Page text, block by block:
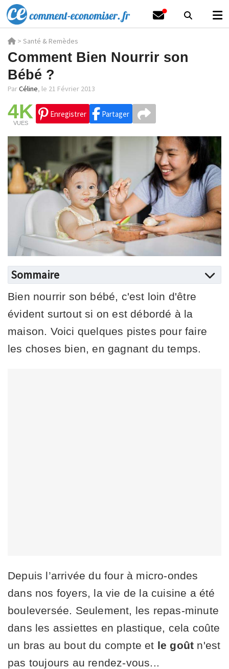
> Santé & Remèdes
Comment Bien Nourrir son
Bébé ?
ParCéline, le 21 Février 2013
4K
VUES
Enregistrer Partager
Sommaire
Bien nourrir son bébé, c'est loin d'être
évident surtout si on est débordé à la
maison. Voici quelques pistes pour faire
les choses bien, en gagnant du temps.
Depuis l’arrivée du four à micro-ondes
dans nos foyers, la vie de la cuisine a été
bouleversée. Seulement, les repas-minute
dans les assiettes en plastique, cela coûte
un bras au bout du compte et le goût n'est
pas toujours au rendez-vous...